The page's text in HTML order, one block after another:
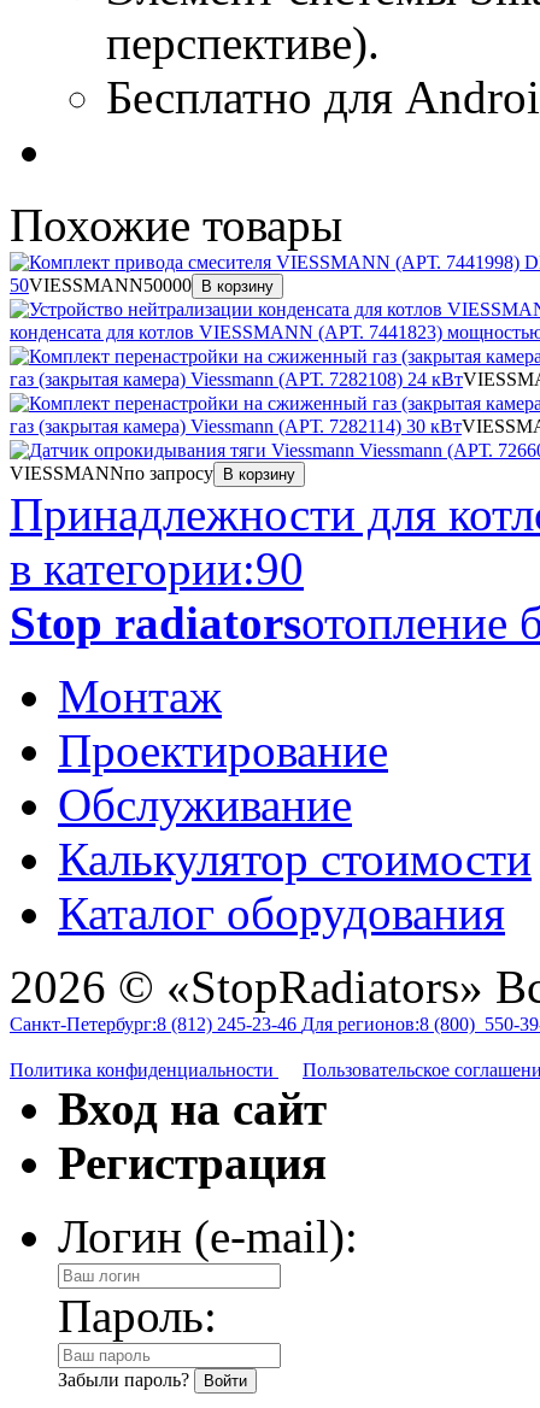
перспективе).
Бесплатно для
Похожие товары
50VIESSMANN50000 В корзину
конденсата для котлов VIESSMANN (АРТ. 7441823)
газ (закрытая камера) Viessmann (АРТ. 7282108) 24 кВт
газ (закрытая камера) Viessmann (АРТ. 7282114) 30 кВт
VIESSMANNпо запросу В корзину
Принадлежности для
в категории:90
Stop radiatorsотопление
Монтаж
Проектирование
Обслуживание
Калькулятор стоимости
Каталог оборудования
2026 © «StopRadiators»
Санкт-Петербург:8 (812) 245-23-46 Для регионов:8 (800) 550-
Политика конфиденциальности Пользовательское
Вход на сайт
Регистрация
Логин (e-mail):
Пароль:
Забыли пароль?